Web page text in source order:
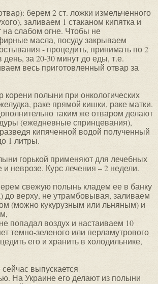
берем 2 ст. ложки измельченного
заливаем 1 стаканом кипятка и
на слабом огне. Чтобы не
масла, посуду закрываем
- процедить, принимать по 2
день, за 20-30 минут до еды, т.е.
весь приготовленный отвар за
полыни при онкологических
раке прямой кишки, раке матки.
таким же отваром делают
(ежедневные спринцевания),
кипяченной водой полученный
1 литры.
горькой применяют для лечебных
и неврозе. Курс лечения – 2 недели.
свежую полынь кладем ее в банку
до верху, не утрамбовывая, заливаем
(можно кукурузным или льняным) и
попадал воздух и настаиваем 10
темно-зеленого или перламутрового
его и хранить в холодильнике,
выпускается
На Украине его делают из полыни